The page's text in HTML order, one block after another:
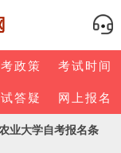
政策 考试时间
答疑 网上报名
业大学自考报名条